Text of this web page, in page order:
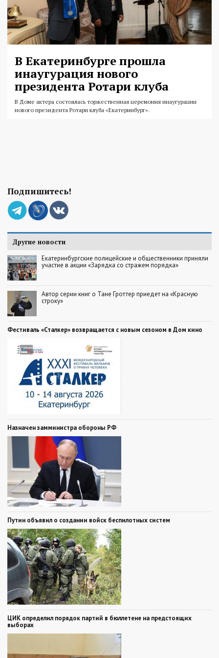
В Екатеринбурге прошла
инаугурация нового
президента Ротари клуба
В Доме актера состоялась торжественная церемония инаугурации
нового президента Ротари клуба «Екатеринбург».
Подпишитесь!
Другие новости
Екатеринбургские полицейские и общественники приняли
участие в акции «Зарядка со стражем порядка»
Автор серии книг о Тане Гроттер приедет на «Красную
строку»
Фестиваль «Сталкер» возвращается с новым сезоном в Дом кино
Назначен замминистра обороны РФ
Путин объявил о создании войск беспилотных систем
ЦИК определил порядок партий в бюллетене на предстоящих
выборах